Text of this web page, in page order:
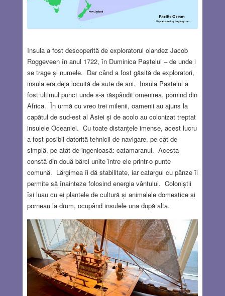
Insula a fost descoperită de exploratorul olandez Jacob
Roggeveen în anul 1722, în Duminica Paștelui – de unde i
se trage și numele. Dar când a fost găsită de exploratori,
insula era deja locuită de sute de ani. Insula Paștelui a
fost ultimul punct unde s-a răspândit omenirea, pornind din
Africa. În urmă cu vreo trei milenii, oamenii au ajuns la
capătul de sud-est al Asiei și de acolo au colonizat treptat
insulele Oceaniei. Cu toate distanțele imense, acest lucru
a fost posibil datorită tehnicii de navigare, pe cât de
simplă, pe atât de ingenioasă: catamaranul. Acesta
constă din două bărci unite între ele printr-o punte
comună. Lărgimea îi dă stabilitate, iar catargul cu pânze îi
permite să înainteze folosind energia vântului. Coloniștii
își luau cu ei plantele de cultură și animalele domestice și
porneau la drum, ocupând insulele una după alta.